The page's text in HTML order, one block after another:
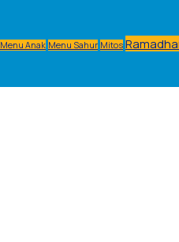
Menu Anak Menu Sahur Mitos